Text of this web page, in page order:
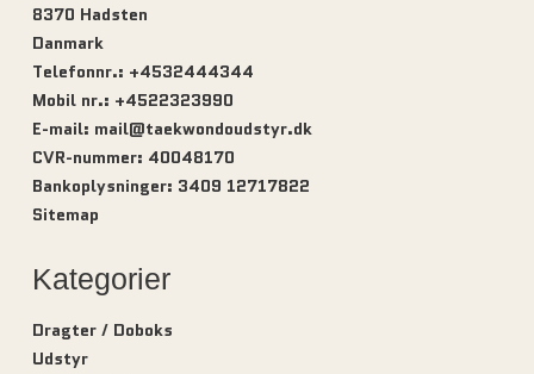
8370 Hadsten
Danmark
Telefonnr.: +4532444344
Mobil nr.: +4522323990
E-mail: mail@taekwondoudstyr.dk
CVR-nummer: 40048170
Bankoplysninger: 3409 12717822
Sitemap
Kategorier
Dragter / Doboks
Udstyr